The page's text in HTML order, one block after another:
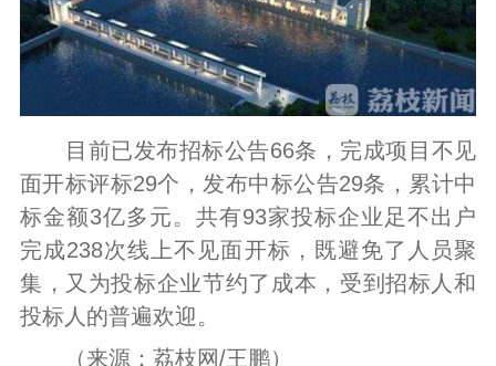
目前已发布招标公告66条，完成项目不见
面开标评标29个，发布中标公告29条，累计中
标金额3亿多元。共有93家投标企业足不出户
完成238次线上不见面开标，既避免了人员聚
集，又为投标企业节约了成本，受到招标人和
投标人的普遍欢迎。
（来源：荔枝网/王鹏）